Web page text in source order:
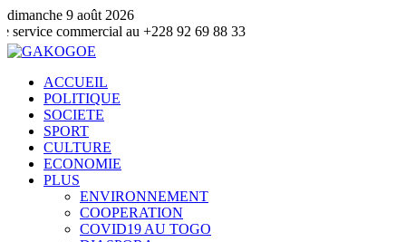
dimanche 9 août 2026
au +228 92 69 88 33
ACCUEIL
POLITIQUE
SOCIETE
SPORT
CULTURE
ECONOMIE
PLUS
ENVIRONNEMENT
COOPERATION
COVID19 AU TOGO